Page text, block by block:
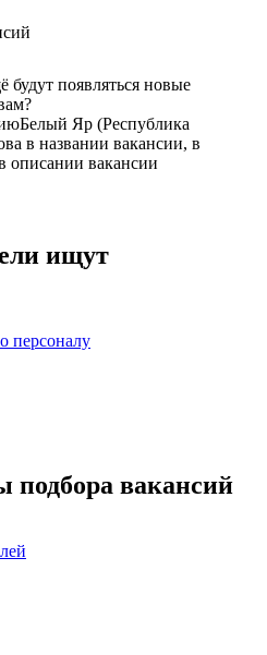
появляться новые
Белый Яр (Республика
в названии вакансии, в
описании вакансии
ищут
персоналу
вакансий